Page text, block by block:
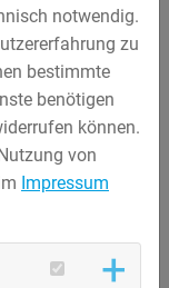
notwendig.
zu
bestimmte
benötigen
können.
von
Impressum